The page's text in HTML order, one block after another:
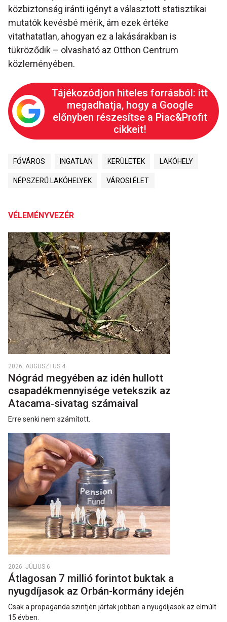
közbiztonság iránti igényt a választott statisztikai
mutatók kevésbé mérik, ám ezek értéke
vitathatatlan, ahogyan ez a lakásárakban is
tükröződik – olvasható az Otthon Centrum
közleményében.
Tájékozódjon hiteles forrásból: itt
megadhatja, hogy a Google
előnyben részesítse a Piac&Profit
cikkeit!
FŐVÁROS INGATLAN KERÜLETEK LAKÓHELY
NÉPSZERŰ LAKÓHELYEK VÁROSI ÉLET
VÉLEMÉNYVEZÉR
2026. AUGUSZTUS 4.
Nógrád megyében az idén hullott
csapadékmennyisége vetekszik az
Atacama‑sivatag számaival
Erre senki nem számított.
2026. JÚLIUS 6.
Átlagosan 7 millió forintot buktak a
nyugdíjasok az Orbán-kormány idején
Csak a propaganda szintjén jártak jobban a nyugdíjasok az elmúlt
15 évben.